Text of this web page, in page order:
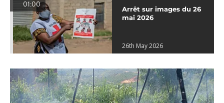
01:00
Arrêt sur images du 26
mai 2026
26th May 2026